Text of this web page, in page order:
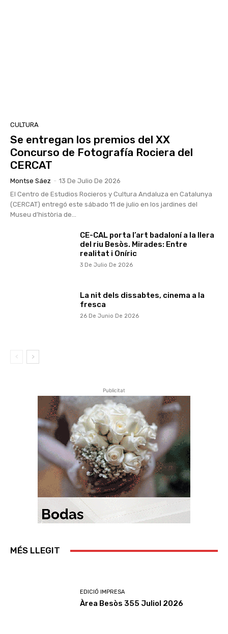
CULTURA
Se entregan los premios del XX
Concurso de Fotografía Rociera del
CERCAT
Montse Sáez - 13 De Julio De 2026
El Centro de Estudios Rocieros y Cultura Andaluza en Catalunya
(CERCAT) entregó este sábado 11 de julio en los jardines del
Museu d’història de...
CE-CAL porta l’art badaloní a la llera
del riu Besòs. Mirades: Entre
realitat i Oníric
3 De Julio De 2026
La nit dels dissabtes, cinema a la
fresca
26 De Junio De 2026
Publicitat
MÉS LLEGIT
EDICIÓ IMPRESA
Àrea Besòs 355 Juliol 2026